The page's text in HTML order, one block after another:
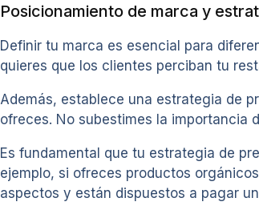
Posicionamiento de marca y
Definir tu marca es esencial para
quieres que los clientes perciban tu
Además, establece una estrategia de
ofreces. No subestimes la importancia
Es fundamental que tu estrategia de
ejemplo, si ofreces productos
aspectos y están dispuestos a pagar